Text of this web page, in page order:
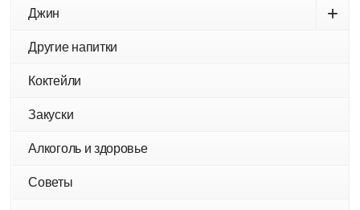
Джин +
Другие напитки
Коктейли
Закуски
Алкоголь и здоровье
Советы